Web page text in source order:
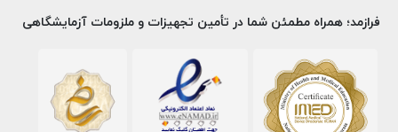
فرازمد؛ همراه مطمئن شما در تأمین تجهیزات و ملزومات آزمایشگاهی